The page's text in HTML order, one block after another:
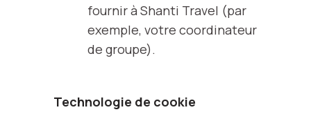
fournir à Shanti Travel (par
exemple, votre coordinateur
de groupe).
Technologie de cookie